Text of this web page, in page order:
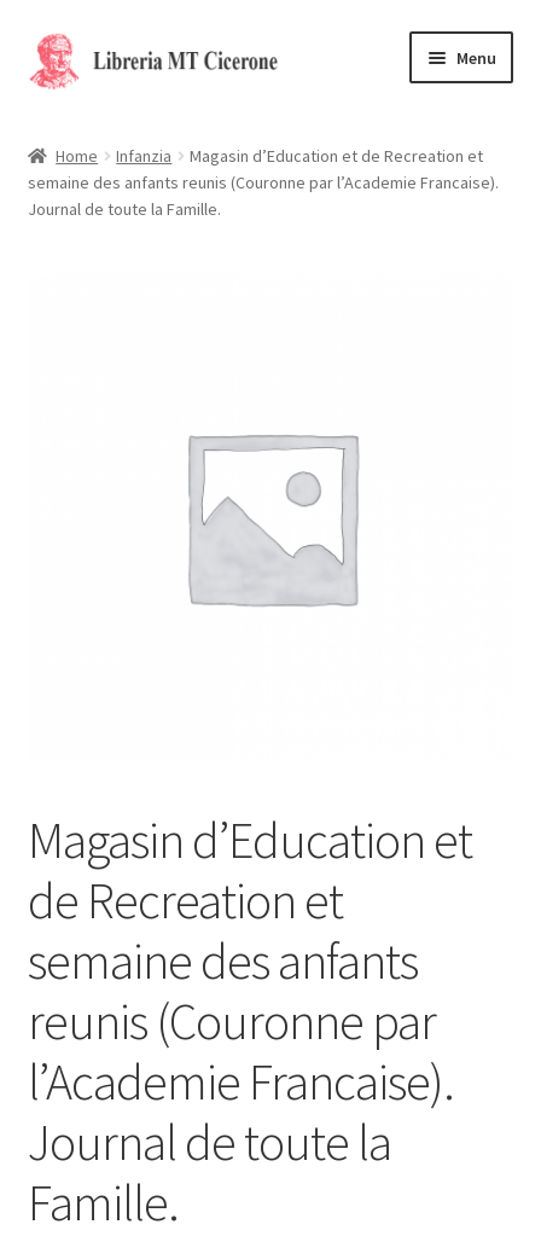
Vai
alla
Vai
al
Menu
Libri rari
Home Infanzia
Magasin d’Education et de Recreation et
semaine des anfants reunis (Couronne par l’Academie Francaise).
Journal de toute la Famille.
Magasin d’Education et
de Recreation et
semaine des anfants
reunis (Couronne par
l’Academie Francaise).
Journal de toute la
Famille.